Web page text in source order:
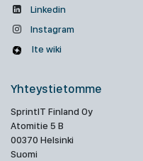
Linkedin
Instagram
Ite wiki
Yhteystietomme
SprintIT Finland Oy
Atomitie 5 B
00370 Helsinki
Suomi